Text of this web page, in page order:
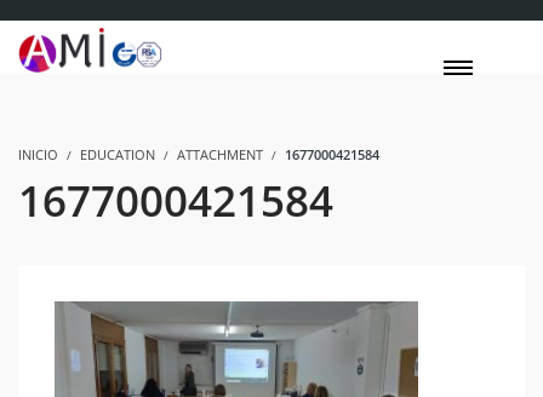
INICIO EDUCATION ATTACHMENT 1677000421584
1677000421584